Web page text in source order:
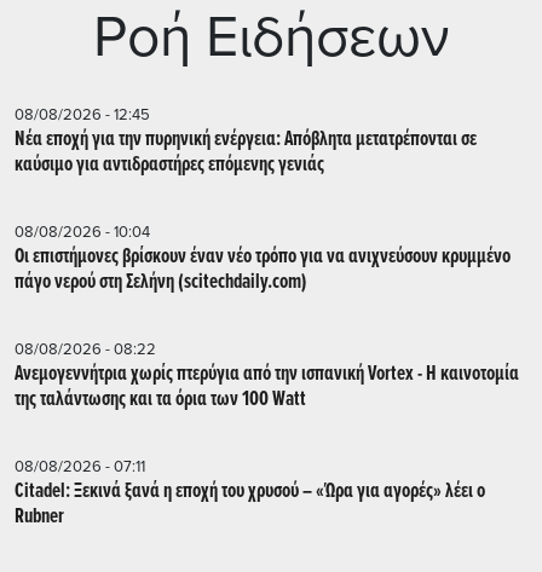
Ρoή Ειδήσεων
08/08/2026 - 12:45
Νέα εποχή για την πυρηνική ενέργεια: Απόβλητα μετατρέπονται σε
καύσιμο για αντιδραστήρες επόμενης γενιάς
08/08/2026 - 10:04
Οι επιστήμονες βρίσκουν έναν νέο τρόπο για να ανιχνεύσουν κρυμμένο
πάγο νερού στη Σελήνη (scitechdaily.com)
08/08/2026 - 08:22
Ανεμογεννήτρια χωρίς πτερύγια από την ισπανική Vortex - Η καινοτομία
της ταλάντωσης και τα όρια των 100 Watt
08/08/2026 - 07:11
Citadel: Ξεκινά ξανά η εποχή του χρυσού – «Ώρα για αγορές» λέει ο
Rubner